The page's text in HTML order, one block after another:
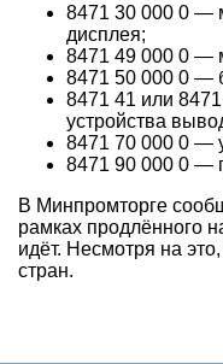
8471 30 000 0 —
дисплея;
8471 49 000 0 —
8471 50 000 0 —
8471 41 или
устройства
8471 70 000 0 —
8471 90 000 0 —
В Минпромторге
рамках продлённого
идёт. Несмотря на
стран.